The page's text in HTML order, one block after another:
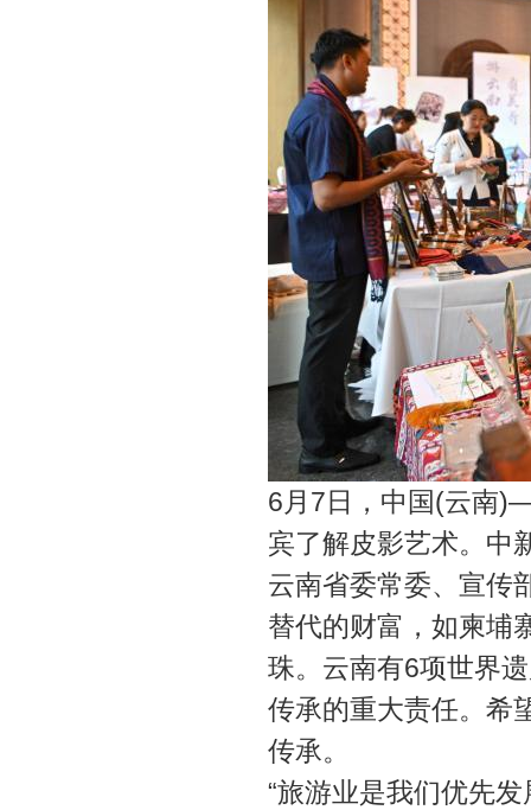
6月7日，中国(云南
宾了解皮影艺术。中
云南省委常委、宣传
替代的财富，如柬埔
珠。云南有6项世界
传承的重大责任。希
传承。
“旅游业是我们优先